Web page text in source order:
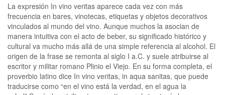
La expresión In vino veritas aparece cada vez con más
frecuencia en bares, vinotecas, etiquetas y objetos decorativos
vinculados al mundo del vino. Aunque muchos la asocian de
manera intuitiva con el acto de beber, su significado histórico y
cultural va mucho más allá de una simple referencia al alcohol. El
origen de la frase se remonta al siglo I a.C. y suele atribuirse al
escritor y militar romano Plinio el Viejo. En su forma completa, el
proverbio latino dice In vino veritas, in aqua sanitas, que puede
traducirse como “en el vino está la verdad, en el agua la